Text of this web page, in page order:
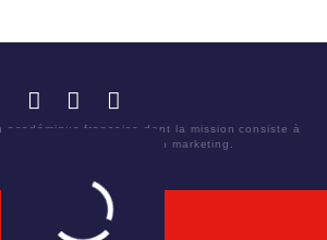
académique française dont la mission consiste à
le savoir scientifique en marketing.